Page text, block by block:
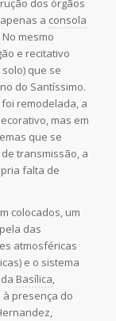
dos órgãos
a consola
No mesmo
e recitativo
que se
do Santíssimo.
remodelada, a
mas em
que se
transmissão, a
falta de
colocados, um
das
atmosféricas
e o sistema
Basílica,
presença do